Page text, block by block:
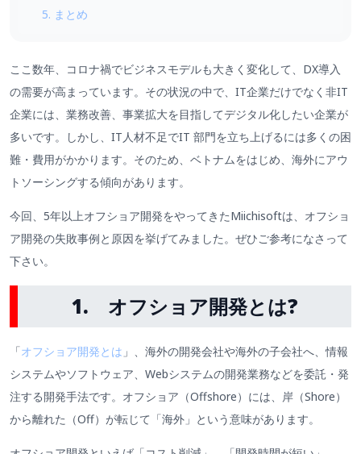
5. まとめ
ここ数年、コロナ禍でビジネスモデルも大きく変化して、DX導入
の需要が高まっています。その状況の中で、IT企業だけでなく非IT
企業には、業務改善、事業拡大を目指してデジタル化したい企業が
多いです。しかし、IT人材不足でIT 部門を立ち上げるには多くの困
難・費用がかかります。そのため、ベトナムをはじめ、海外にアウ
トソーシングする傾向があります。
今回、5年以上オフショア開発をやってきたMiichisoftは、オフショ
ア開発の失敗事例と原因を挙げてみました。ぜひご参考になさって
下さい。
1. オフショア開発とは?
「オフショア開発とは 」、海外の開発会社や海外の子会社へ、情報
システムやソフトウェア、Webシステムの開発業務などを委託・発
注する開発手法です。オフショア（Offshore）には、岸（Shore）
から離れた（Off）が転じて「海外」という意味があります。